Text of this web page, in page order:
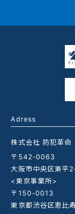
Adress
株式会社 防犯革命
〒542-0063
大阪市中央区東平
<東京事業所>
〒150-0013
東京都渋谷区恵比